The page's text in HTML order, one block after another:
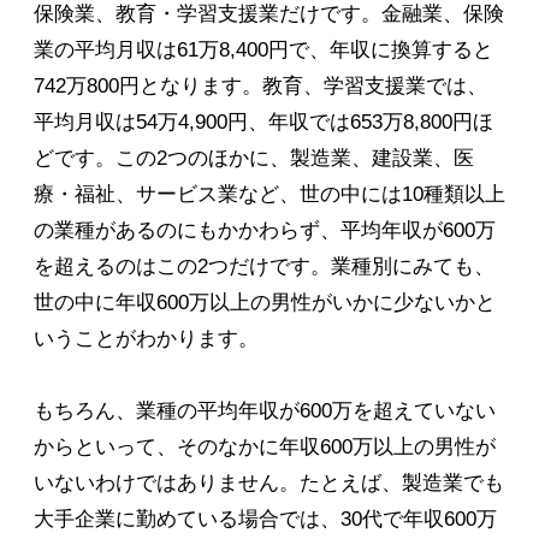
保険業、教育・学習支援業だけです。金融業、保険
業の平均月収は61万8,400円で、年収に換算すると
742万800円となります。教育、学習支援業では、
平均月収は54万4,900円、年収では653万8,800円ほ
どです。この2つのほかに、製造業、建設業、医
療・福祉、サービス業など、世の中には10種類以上
の業種があるのにもかかわらず、平均年収が600万
を超えるのはこの2つだけです。業種別にみても、
世の中に年収600万以上の男性がいかに少ないかと
いうことがわかります。
もちろん、業種の平均年収が600万を超えていない
からといって、そのなかに年収600万以上の男性が
いないわけではありません。たとえば、製造業でも
大手企業に勤めている場合では、30代で年収600万